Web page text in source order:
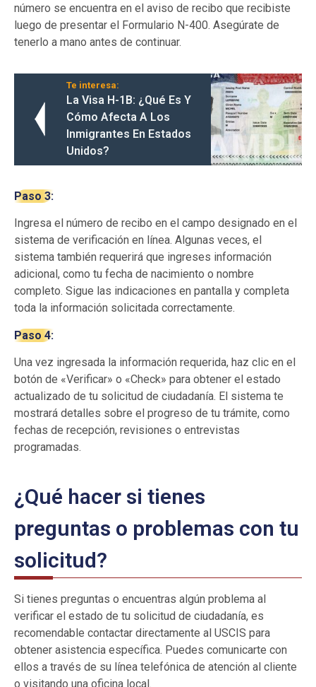
número se encuentra en el aviso de recibo que recibiste
luego de presentar el Formulario N-400. Asegúrate de
tenerlo a mano antes de continuar.
Te interesa:
La Visa H-1B: ¿Qué Es Y
Cómo Afecta A Los
Inmigrantes En Estados
Unidos?
Paso 3:
Ingresa el número de recibo en el campo designado en el
sistema de verificación en línea. Algunas veces, el
sistema también requerirá que ingreses información
adicional, como tu fecha de nacimiento o nombre
completo. Sigue las indicaciones en pantalla y completa
toda la información solicitada correctamente.
Paso 4:
Una vez ingresada la información requerida, haz clic en el
botón de «Verificar» o «Check» para obtener el estado
actualizado de tu solicitud de ciudadanía. El sistema te
mostrará detalles sobre el progreso de tu trámite, como
fechas de recepción, revisiones o entrevistas
programadas.
¿Qué hacer si tienes
preguntas o problemas con tu
solicitud?
Si tienes preguntas o encuentras algún problema al
verificar el estado de tu solicitud de ciudadanía, es
recomendable contactar directamente al USCIS para
obtener asistencia específica. Puedes comunicarte con
ellos a través de su línea telefónica de atención al cliente
o visitando una oficina local.